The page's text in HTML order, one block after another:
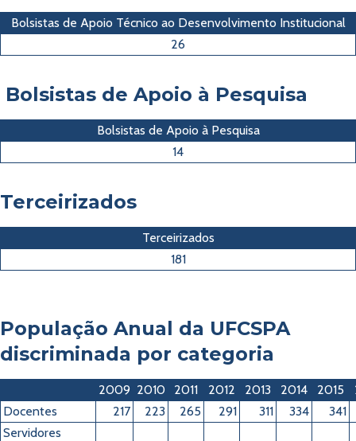
Bolsistas de Apoio Técnico ao Desenvolvimento Institucional
26
Bolsistas de Apoio à Pesquisa
Bolsistas de Apoio à Pesquisa
14
Terceirizados
Terceirizados
181
População Anual da UFCSPA
discriminada por categoria
2009 2010 2011 2012 2013 2014 2015
Docentes
217 223 265 291 311 334
341
Servidores